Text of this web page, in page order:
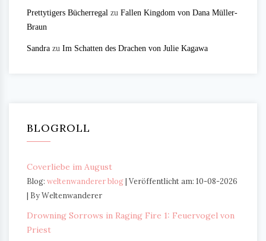
Prettytigers Bücherregal zu Fallen Kingdom von Dana Müller-
Braun
Sandra zu Im Schatten des Drachen von Julie Kagawa
BLOGROLL
Coverliebe im August
Blog: weltenwanderer blog Veröffentlicht am: 10-08-2026
By Weltenwanderer
Drowning Sorrows in Raging Fire 1: Feuervogel von
Priest